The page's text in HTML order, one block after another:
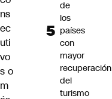
ns
ec
uti
vo
s o
m
de
los
países
con
mayor
recuperación
del
turismo